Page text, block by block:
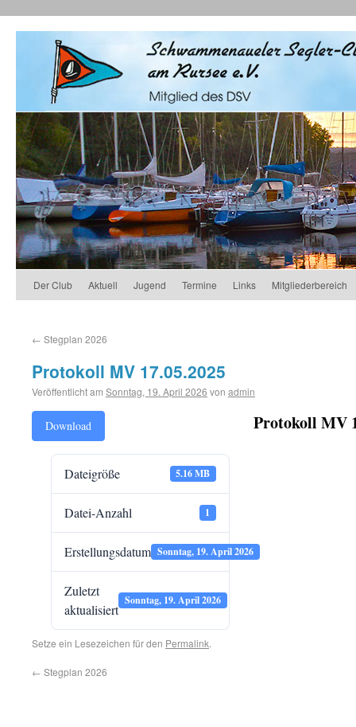
Der Club Aktuell Jugend Termine Links Mitgliederbereich
← Stegplan 2026
Protokoll MV 17.05.2025
Veröffentlicht am Sonntag, 19. April 2026 von admin
Download
Dateigröße 5.16 MB
Datei-Anzahl 1
Erstellungsdatum Sonntag, 19. April 2026
Zuletzt
aktualisiert
Sonntag, 19. April 2026
Protokoll MV
Setze ein Lesezeichen für den Permalink.
← Stegplan 2026